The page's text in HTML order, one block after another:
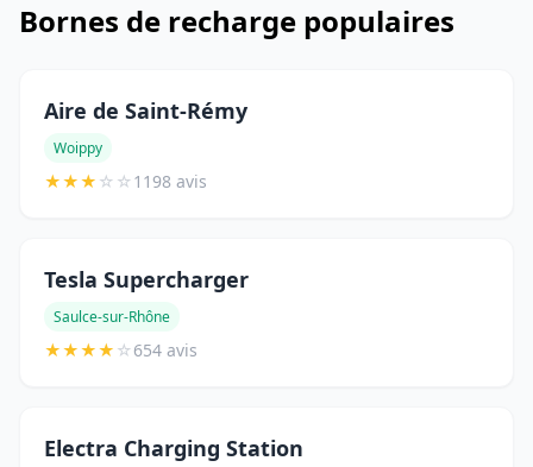
Bornes de recharge populaires
Aire de Saint-Rémy
Woippy
★★★ ☆ ☆1198 avis
Tesla Supercharger
Saulce-sur-Rhône
★★★★ ☆654 avis
Electra Charging Station